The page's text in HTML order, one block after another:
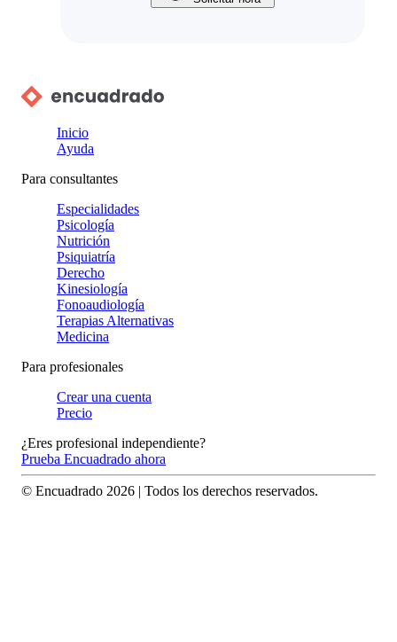
Inicio
Ayuda
Para consultantes
Especialidades
Psicología
Nutrición
Psiquiatría
Derecho
Kinesiología
Fonoaudiología
Terapias Alternativas
Medicina
Para profesionales
Crear una cuenta
Precio
¿Eres profesional independiente?
Prueba Encuadrado ahora
© Encuadrado 2026 | Todos los derechos reservados.